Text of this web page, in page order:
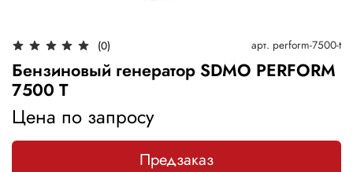
(0) арт. perform-7500-t
Бензиновый генератор SDMO PERFORM
7500 T
Цена по запросу
Предзаказ